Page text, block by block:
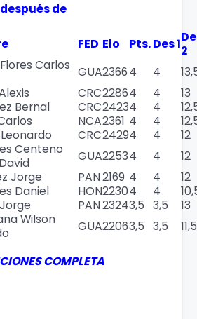
de
FED Elo Pts.Des 12
Carlos GUA23664 4
CRC22864 4
13
Bernal CRC24234 4
NCA2361 4 4
CRC24294 4
12
Centeno
GUA22534 4
12
Jorge PAN2169 4 4
12
Daniel HON22304 4
PAN23243,5 3,5
13
Wilson
GUA22063,5 3,5 11,5
COMPLETA